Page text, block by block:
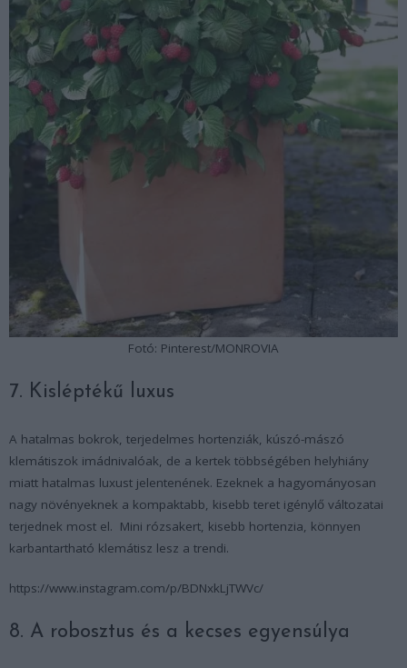
Fotó: Pinterest/MONROVIA
7. Kisléptékű luxus
A hatalmas bokrok, terjedelmes hortenziák, kúszó-mászó
klemátiszok imádnivalóak, de a kertek többségében helyhiány
miatt hatalmas luxust jelentenének. Ezeknek a hagyományosan
nagy növényeknek a kompaktabb, kisebb teret igénylő változatai
terjednek most el. Mini rózsakert, kisebb hortenzia, könnyen
karbantartható klemátisz lesz a trendi.
https://www.instagram.com/p/BDNxkLjTWVc/
8. A robosztus és a kecses egyensúlya